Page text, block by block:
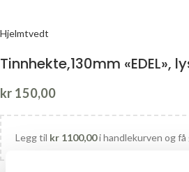
Hjelmtvedt
Tinnhekte,130mm «EDEL»,
kr 150,00
Legg til kr 1100,00i handlekurven og